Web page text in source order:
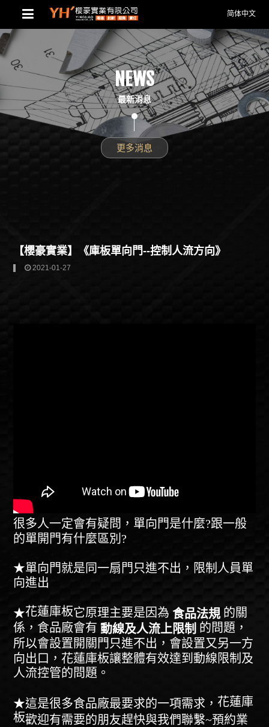
简体中文
NEWS
最新消息
更多消息
【櫻豪實業】《庫板單向門--控制人流方向》
2021-01-27
很多人一定會有疑問，單向門是什麼?跟一般
的單開門有什麼區別?
★單向門就是同一扇門只進不出，限制人員單
向進出
★花蓮庫板它原理主要是因為 食品法規 的關
係，食品廠會有動線及人流上限制 的問題，
所以會設置開關門只進不出，會設置又另一方
向出口， 花蓮庫板讓整體有效達到動線限制及
人流控管的問題。
★這是很多食品廠最要求的一項需求， 花蓮庫
板歡迎有需要的朋友趕快與我們聯繫~預約業